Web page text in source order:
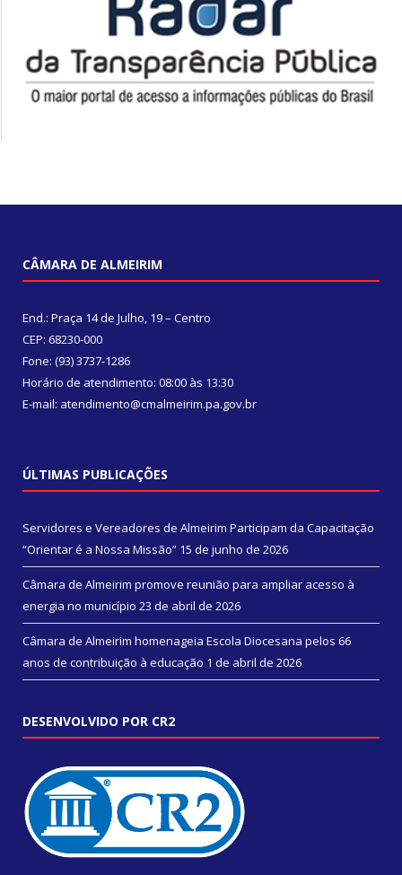
CÂMARA DE ALMEIRIM
End.: Praça 14 de Julho, 19 – Centro
CEP: 68230-000
Fone: (93) 3737-1286
Horário de atendimento: 08:00 às 13:30
E-mail: atendimento@cmalmeirim.pa.gov.br
ÚLTIMAS PUBLICAÇÕES
Servidores e Vereadores de Almeirim Participam da Capacitação
“Orientar é a Nossa Missão” 15 de junho de 2026
Câmara de Almeirim promove reunião para ampliar acesso à
energia no município 23 de abril de 2026
Câmara de Almeirim homenageia Escola Diocesana pelos 66
anos de contribuição à educação 1 de abril de 2026
DESENVOLVIDO POR CR2